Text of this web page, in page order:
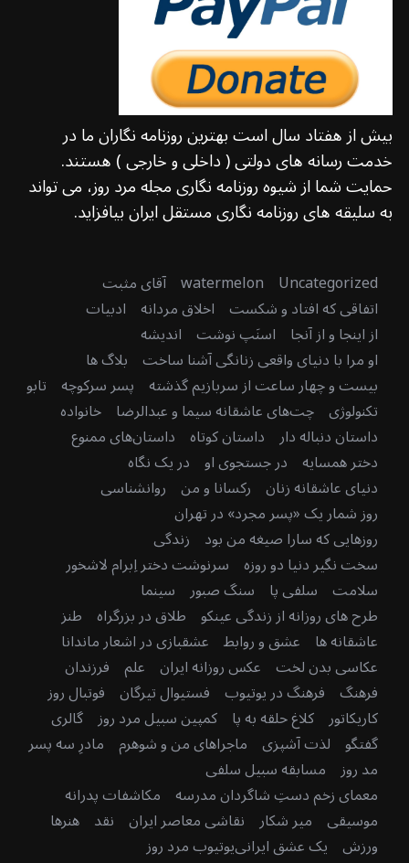
بیش از هفتاد سال است بهترین روزنامه نگاران ما در
خدمت رسانه های دولتی ( داخلی و خارجی ) هستند.
حمایت شما از شیوه روزنامه نگاری مجله مرد روز، می تواند
به سلیقه های روزنامه نگاری مستقل ایران بیافزاید.
Uncategorized
watermelon آقای مثبت
اتفاقی که افتاد و شکست اخلاق مردانه ادبیات
از اینجا و از آنجا اسنَپ نوشت اندیشه
او مرا با دنیای واقعی زنانگی آشنا ساخت بلاگ ها
بیست و چهار ساعت از سربازیم گذشته پسر سرکوچه تابو
تکنولوژی چت‌های عاشقانه سیما و عبدالرضا خانواده
داستان دنباله دار داستان کوتاه داستان‌های ممنوع
دختر همسایه در جستجوی او در یک نگاه
دنیای عاشقانه زنان رکسانا و من روانشناسی
روز شمار یک «پسر مجرد» در تهران
روزهایی که سارا صیغه من بود زندگی
سخت نگیر دنیا دو روزه سرنوشت دختر اِبرام لاشخور
سلامت سلفی پا سنگ صبور سینما
طرح های روزانه از زندگی عینکو طلاق در بزرگراه طنز
عاشقانه ها عشق و روابط عشقبازی در اشعار ماندانا
عکاسی بدن لخت عکس روزانه ایران علم فرزندان
فرهنگ فرهنگ در یوتیوب فستیوال تیرگان فوتبال روز
کاریکاتور کلاغ حلقه به پا کمپین سبیل مرد روز گالری
گفتگو لذت آشپزی ماجراهای من و شوهرم مادرِ سه پسر
مد روز مسابقه سبیل سلفی
معمای زخم دستِ شاگردان مدرسه مکاشفات پدرانه
موسیقی میر شکار نقاشی معاصر ایران نقد هنرها
ورزش یک عشق ایرانییوتیوب مرد روز